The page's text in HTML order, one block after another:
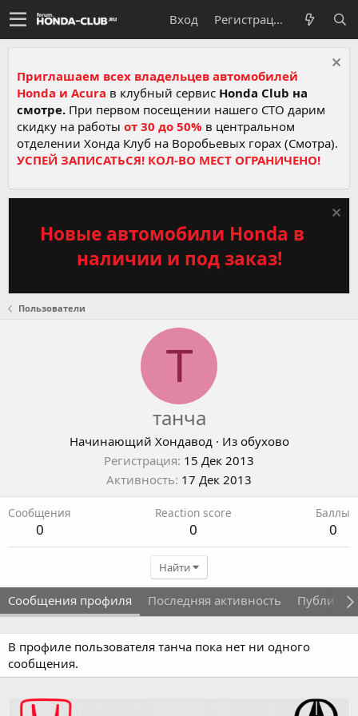
Вход Регистрация
Приглашаем всех владельцев автомобилей
Honda и Acura в клубный сервис Honda Club на
смотре. При первом посещении нашего СТО дарим
скидку на работы от 30 до 50% в центральном
отделении Хонда Клуб на Воробьевых горах (Смотра).
УСПЕЙ ЗАПИСАТЬСЯ! КОЛ-ВО МЕСТ ОГРАНИЧЕНО!
Новые автомобили Honda в
наличии и под заказ!
Пользователи
Т
танча
Начинающий Хондавод · Из обухово
Регистрация 15 Дек 2013
Активность 17 Дек 2013
Сообщения
0
Reaction score
0
Баллы
0
Найти
Сообщения профиля Последняя активность
В профиле пользователя танча пока нет ни одного
сообщения.